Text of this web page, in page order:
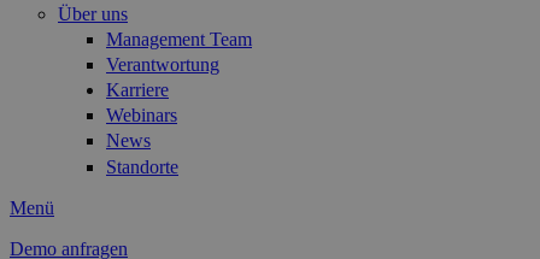
Über uns
Management Team
Verantwortung
Karriere
Webinars
News
Standorte
Menü
Demo anfragen